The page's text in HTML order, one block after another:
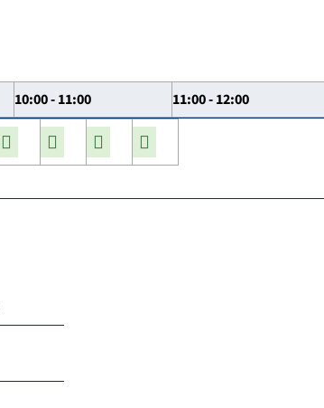
10:00 - 11:00 11:00 - 12:00